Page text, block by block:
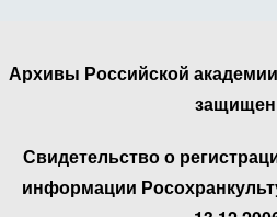
Архивы Российской
Свидетельство о
информации